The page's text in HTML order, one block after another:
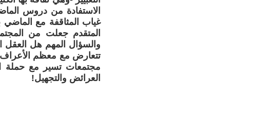
الاستفادة من دروس
غياب المثاقفة مع الماضي
المتقدم جعلت من
والسؤال المهم هل العقل
تتعارض مع معظم الأعراف
مجتمعات تسير مع حملة
العرائض والتجهيل!